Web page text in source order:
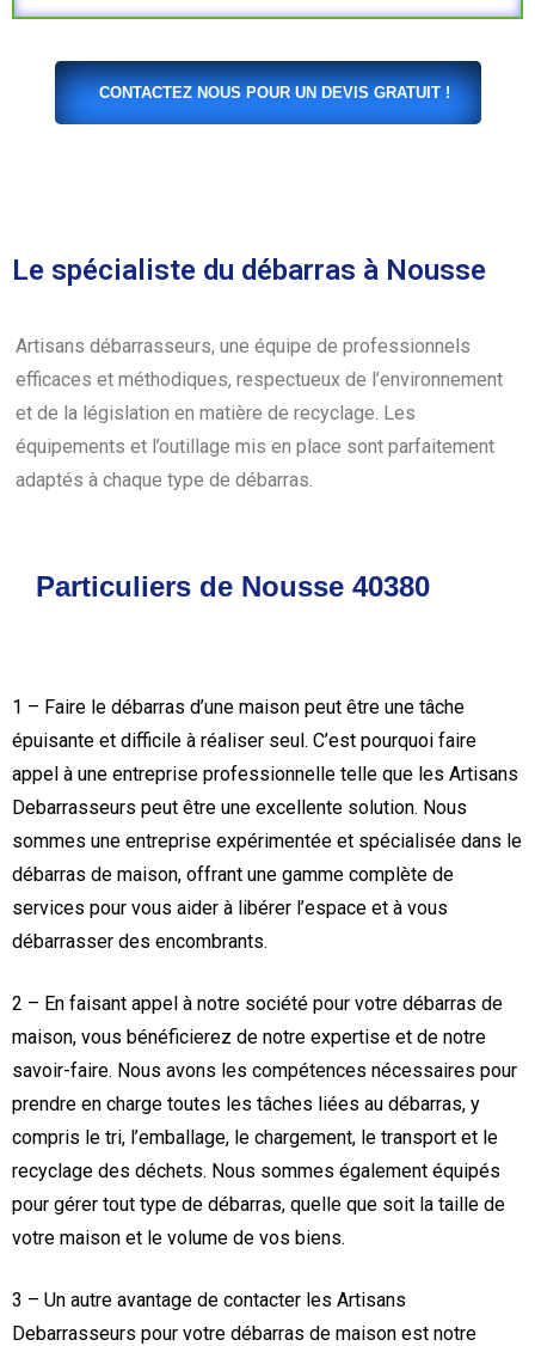
CONTACTEZ NOUS POUR UN DEVIS GRATUIT !
Le spécialiste du débarras à Nousse
Artisans débarrasseurs, une équipe de professionnels
efficaces et méthodiques, respectueux de l’environnement
et de la législation en matière de recyclage. Les
équipements et l’outillage mis en place sont parfaitement
adaptés à chaque type de débarras.
Particuliers de Nousse 40380
1 – Faire le débarras d’une maison peut être une tâche
épuisante et difficile à réaliser seul. C’est pourquoi faire
appel à une entreprise professionnelle telle que les Artisans
Debarrasseurs peut être une excellente solution. Nous
sommes une entreprise expérimentée et spécialisée dans le
débarras de maison, offrant une gamme complète de
services pour vous aider à libérer l’espace et à vous
débarrasser des encombrants.
2 – En faisant appel à notre société pour votre débarras de
maison, vous bénéficierez de notre expertise et de notre
savoir-faire. Nous avons les compétences nécessaires pour
prendre en charge toutes les tâches liées au débarras, y
compris le tri, l’emballage, le chargement, le transport et le
recyclage des déchets. Nous sommes également équipés
pour gérer tout type de débarras, quelle que soit la taille de
votre maison et le volume de vos biens.
3 – Un autre avantage de contacter les Artisans
Debarrasseurs pour votre débarras de maison est notre